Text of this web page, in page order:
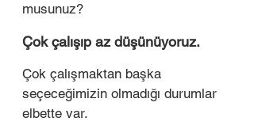
musunuz?
Çok çalışıp az düşünüyoruz.
Çok çalışmaktan başka
seçeceğimizin olmadığı durumlar
elbette var.